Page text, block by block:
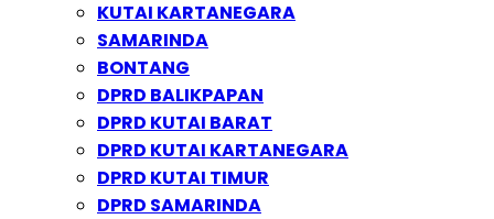
KUTAI KARTANEGARA
SAMARINDA
BONTANG
DPRD BALIKPAPAN
DPRD KUTAI BARAT
DPRD KUTAI KARTANEGARA
DPRD KUTAI TIMUR
DPRD SAMARINDA